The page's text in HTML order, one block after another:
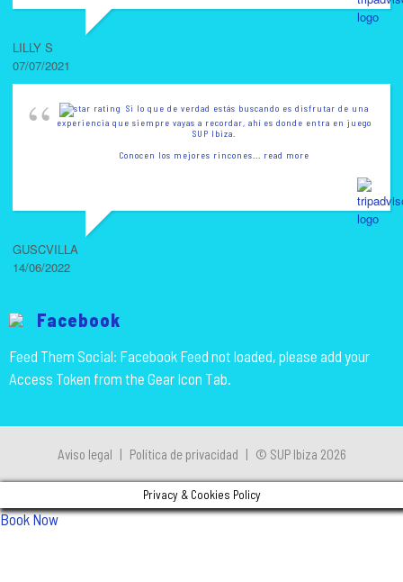
LILLY S
07/07/2021
Si lo que de verdad estás buscando es disfrutar de una
experiencia que siempre vayas a recordar, ahí es donde entra en juego
SUP Ibiza.
Conocen los mejores rincones ... read more
GUSCVILLA
14/06/2022
Facebook
Feed Them Social: Facebook Feed not loaded, please add your
Access Token from the Gear Icon Tab.
Aviso legal | Política de privacidad | © SUP Ibiza 2026
Privacy & Cookies Policy
Book Now